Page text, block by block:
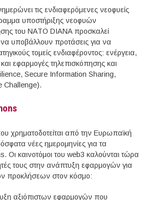
τις ενδιαφερόμενες νεοφυείς
υποστήριξης νεοφυών
του ΝΑΤΟ DIANA προσκαλεί
να υποβάλλουν προτάσεις για να
τομείς ενδιαφέροντος: ενέργεια,
εφαρμογές τηλεπισκόπησης και
Secure Information Sharing,
Challenge).
χρηματοδοτείται από την Ευρωπαϊκή
νέες ημερομηνίες για τα
Οι καινοτόμοι του web3 καλούνται τώρα
τους στην ανάπτυξη εφαρμογών για
προκλήσεων στον κόσμο:
αξιόπιστων εφαρμογών που